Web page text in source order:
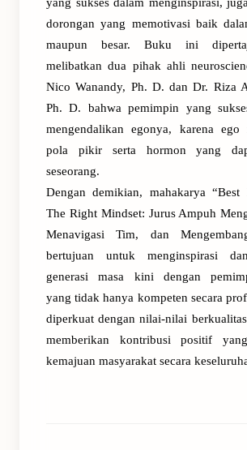
dorongan yang memotivasi baik
maupun besar. Buku ini
melibatkan dua pihak ahli
Nico Wanandy, Ph. D. dan Dr. Riza
Ph. D. bahwa pemimpin yang
mengendalikan egonya, karena ego
pola pikir serta hormon yang
seseorang.
Dengan demikian, mahakarya “Best
The Right Mindset: Jurus Ampuh
Menavigasi Tim, dan
bertujuan untuk menginspirasi
generasi masa kini dengan
yang tidak hanya kompeten secara
diperkuat dengan nilai-nilai
memberikan kontribusi positif
kemajuan masyarakat secara